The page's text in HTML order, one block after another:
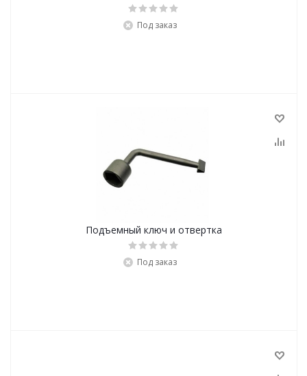
Под заказ
Подъемный ключ и отвертка
Под заказ